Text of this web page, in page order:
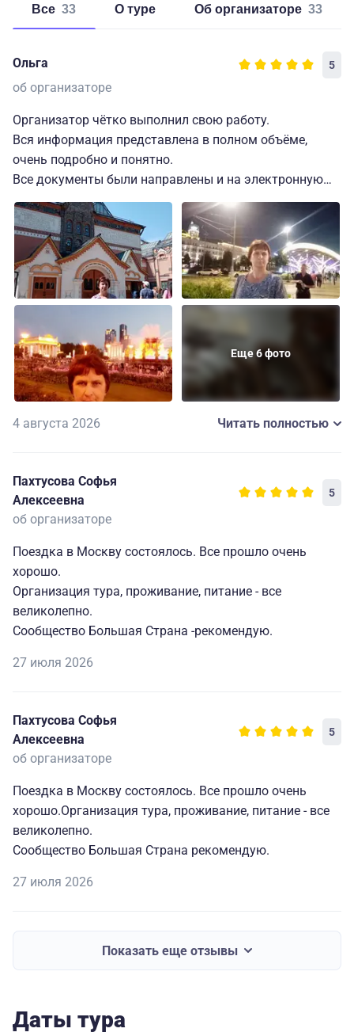
Все 33 о туре об организаторе 33
Ольга 5
об организаторе
Организатор чётко выполнил свою работу.
Вся информация представлена в полном объёме,
очень подробно и понятно.
Все документы были направлены и на электронную
почту и в чат в МАХ.
Быстро отвечал на все вопросы.
Проживание было организовано в комфортном отеле
4* "Россо Рива", с прекрасным видом, расположенном
в тихом районе, но в 10 минутах ходьбы от
Всё организовано было с заботой.
У нас был прекрасный экскурсовод А. Галина,
проводивший очень познавательные экскурсии.
Это были незабываемые три дня в Москве.
этому организатору и рекомендую его как
заслуживающего доверие.
Еще 6 фото
4 августа 2026 Читать полностью
Пахтусова Софья
Алексеевна
5
об организаторе
Поездка в Москву состоялось. Все прошло очень
хорошо.
Организация тура, проживание, питание - все
великолепно.
Сообщество Большая Страна -рекомендую.
27 июля 2026
Пахтусова Софья
Алексеевна
5
об организаторе
Поездка в Москву состоялось. Все прошло очень
хорошо.Организация тура, проживание, питание - все
великолепно.
Сообщество Большая Страна рекомендую.
27 июля 2026
Показать еще отзывы
Даты тура